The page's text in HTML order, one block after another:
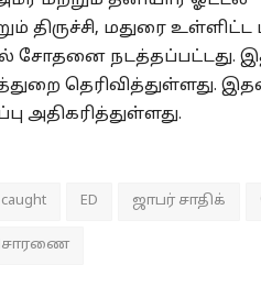
மதுரை உள்ளிட்ட
சோதனை நடத்தப்பட்டது.
தெரிவித்துள்ளது.
அதிகரித்துள்ளது.
caught ED ஜாபர் சாதிக்